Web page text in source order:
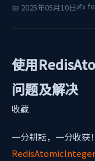
📅 2025年05月10日✍️
使用
问题及解决
收藏
一分耕耘，一分收获
RedisAtomicInteger